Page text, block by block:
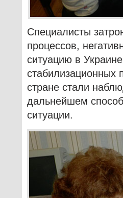
Специалисты
процессов,
ситуацию в
стабилизационных
стране стали
дальнейшем
ситуации.